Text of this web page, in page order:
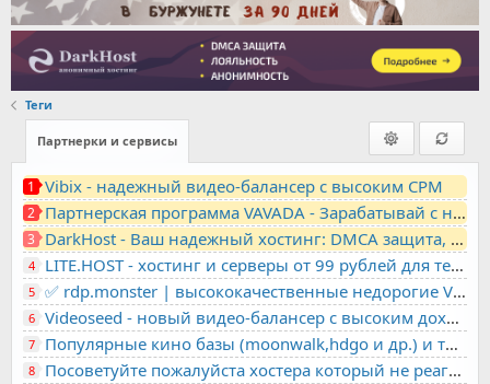
Теги
Партнерки и сервисы
1 Vibix - надежный видео-балансер с высоким CPM
2 Партнерская программа VAVADA - Зарабатывай с нами!
3 DarkHost - Ваш надежный хостинг: DMCA защита, лояльность, анонимность
4 LITE.HOST - хостинг и серверы от 99 рублей для тех, кто любит не переплачивать. Доступ по SSH, поддержка PHP, GIT, COMPOSER, сертификаты Let's Encrypt
5 ✅ rdp.monster | высококачественные недорогие VPS, RDP - выделенные серверы
6 Videoseed - новый видео-балансер с высоким доходом
7 Популярные кино базы (moonwalk,hdgo и др.) и торренты в одном плеере для вашего сайта
8 Посоветуйте пожалуйста хостера который не реагирует на ркн